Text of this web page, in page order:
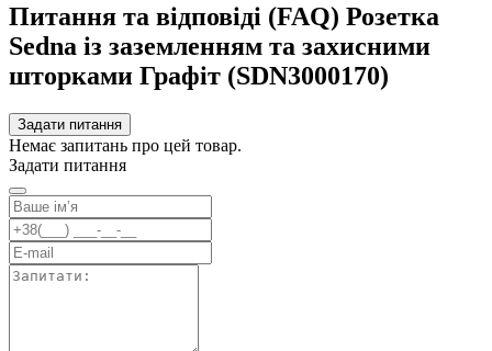
Питання та відповіді (FAQ) Розетка
Sedna із заземленням та захисними
шторками Графіт (SDN3000170)
Задати питання
Немає запитань про цей товар.
Задати питання